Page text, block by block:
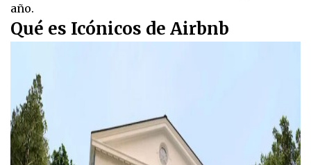
año.
Qué es Icónicos de Airbnb